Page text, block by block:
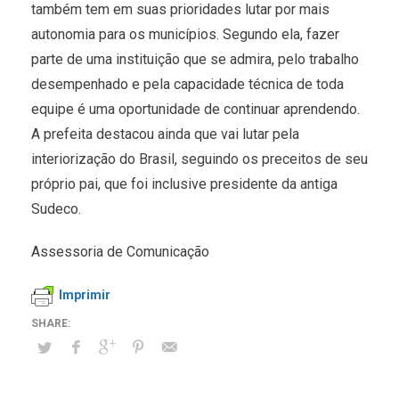
também tem em suas prioridades lutar por mais
autonomia para os municípios. Segundo ela, fazer
parte de uma instituição que se admira, pelo trabalho
desempenhado e pela capacidade técnica de toda
equipe é uma oportunidade de continuar aprendendo.
A prefeita destacou ainda que vai lutar pela
interiorização do Brasil, seguindo os preceitos de seu
próprio pai, que foi inclusive presidente da antiga
Sudeco.
Assessoria de Comunicação
Imprimir